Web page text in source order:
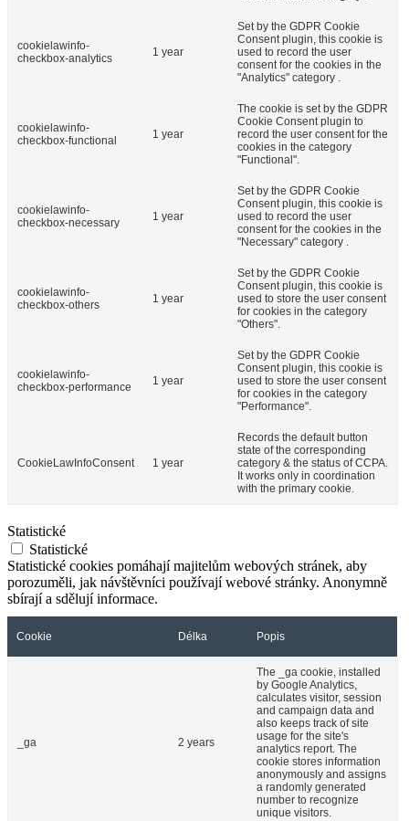
cookielawinfo-
checkbox-analytics
1 year
Set by the GDPR Cookie
Consent plugin, this cookie is
used to record the user
consent for the cookies in the
"Analytics" category .
cookielawinfo-
checkbox-functional
1 year
The cookie is set by the GDPR
Cookie Consent plugin to
record the user consent for the
cookies in the category
"Functional".
cookielawinfo-
checkbox-necessary
1 year
Set by the GDPR Cookie
Consent plugin, this cookie is
used to record the user
consent for the cookies in the
"Necessary" category .
cookielawinfo-
checkbox-others
1 year
Set by the GDPR Cookie
Consent plugin, this cookie is
used to store the user consent
for cookies in the category
"Others".
cookielawinfo-
checkbox-performance
1 year
Set by the GDPR Cookie
Consent plugin, this cookie is
used to store the user consent
for cookies in the category
"Performance".
CookieLawInfoConsent 1 year
Records the default button
state of the corresponding
category & the status of CCPA.
It works only in coordination
with the primary cookie.
Statistické
Statistické
Statistické cookies pomáhají majitelům webových stránek, aby
porozuměli, jak návštěvníci používají webové stránky. Anonymně
sbírají a sdělují informace.
Cookie Délka Popis
_ga 2 years
The _ga cookie, installed
by Google Analytics,
calculates visitor, session
and campaign data and
also keeps track of site
usage for the site's
analytics report. The
cookie stores information
anonymously and assigns
a randomly generated
number to recognize
unique visitors.